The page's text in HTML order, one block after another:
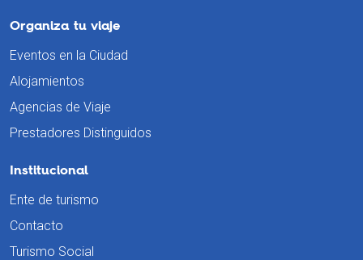
Organiza tu viaje
Eventos en la Ciudad
Alojamientos
Agencias de Viaje
Prestadores Distinguidos
Institucional
Ente de turismo
Contacto
Turismo Social